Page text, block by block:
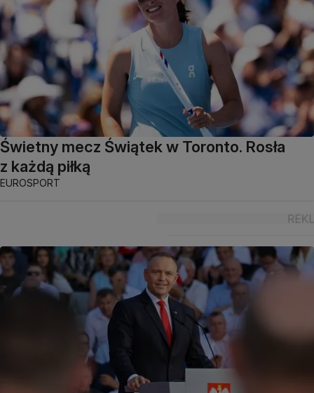
Świetny mecz Świątek w Toronto. Rosła
z każdą piłką
EUROSPORT